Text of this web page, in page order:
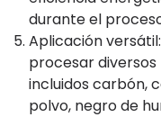
durante el
Aplicación
procesar
incluidos carbón,
polvo, negro de